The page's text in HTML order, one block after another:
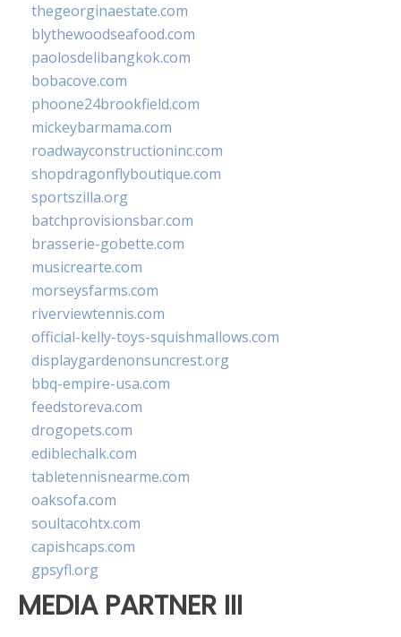
thegeorginaestate.com
blythewoodseafood.com
paolosdelibangkok.com
bobacove.com
phoone24brookfield.com
mickeybarmama.com
roadwayconstructioninc.com
shopdragonflyboutique.com
sportszilla.org
batchprovisionsbar.com
brasserie-gobette.com
musicrearte.com
morseysfarms.com
riverviewtennis.com
official-kelly-toys-squishmallows.com
displaygardenonsuncrest.org
bbq-empire-usa.com
feedstoreva.com
drogopets.com
ediblechalk.com
tabletennisnearme.com
oaksofa.com
soultacohtx.com
capishcaps.com
gpsyfl.org
MEDIA PARTNER III